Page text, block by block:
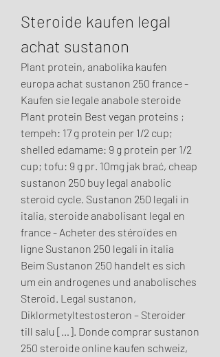
Steroide kaufen legal
achat sustanon
Plant protein, anabolika kaufen
europa achat sustanon 250 france -
Kaufen sie legale anabole steroide
Plant protein Best vegan proteins ;
tempeh: 17 g protein per 1/2 cup;
shelled edamame: 9 g protein per 1/2
cup; tofu: 9 g pr. 10mg jak brać, cheap
sustanon 250 buy legal anabolic
steroid cycle. Sustanon 250 legali in
italia, steroide anabolisant legal en
france - Acheter des stéroïdes en
ligne Sustanon 250 legali in italia
Beim Sustanon 250 handelt es sich
um ein androgenes und anabolisches
Steroid. Legal sustanon,
Diklormetyltestosteron – Steroider
till salu […]. Donde comprar sustanon
250 steroide online kaufen schweiz,